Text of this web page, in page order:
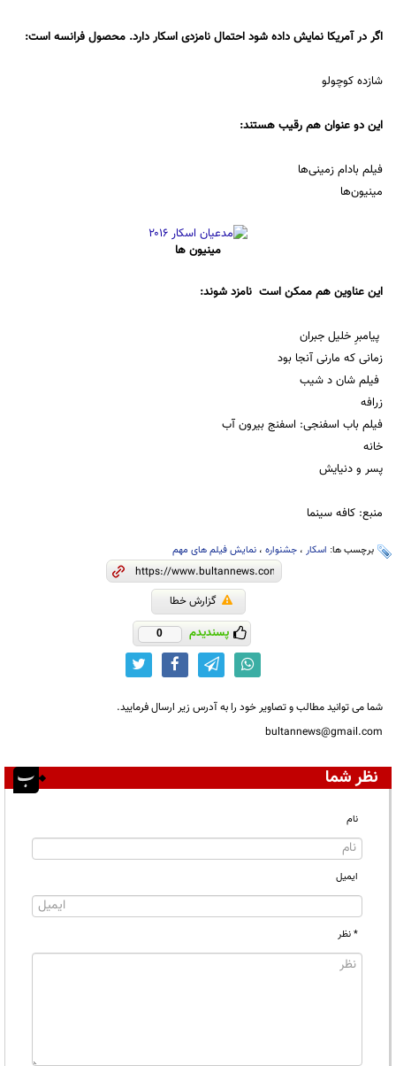
اگر در آمریکا نمایش داده شود احتمال نامزدی اسکار دارد. محصول فرانسه است:
شازده کوچولو
این دو عنوان هم رقیب هستند:
فیلم بادام زمینی‌ها
مینیون‌ها
مینیون ها
این عناوین هم ممکن است نامزد شوند:
پیامبرِ خلیل جبران
زمانی که مارنی آنجا بود
فیلم شان د شیب
زرافه
فیلم باب اسفنجی: اسفنج بیرون آب
خانه
پسر و دنیایش
منبع: کافه سینما
برچسب ها: اسکار ، جشنواره ، نمایش فیلم های مهم
گزارش خطا
پسندیدم 0
شما می توانید مطالب و تصاویر خود را به آدرس زیر ارسال فرمایید.
bultannews@gmail.com
نظر شما
نام
ایمیل
* نظر